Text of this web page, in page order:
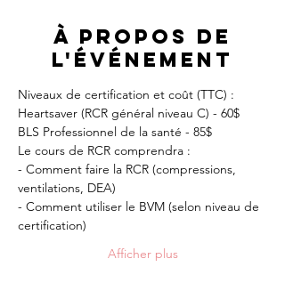
À propos de
l'événement
Niveaux de certification et coût (TTC) :
Heartsaver (RCR général niveau C) - 60$
BLS Professionnel de la santé - 85$
Le cours de RCR comprendra :
- Comment faire la RCR (compressions,
ventilations, DEA)
- Comment utiliser le BVM (selon niveau de
certification)
Afficher plus